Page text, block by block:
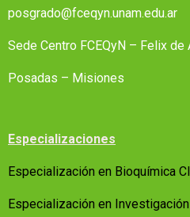
posgrado@fceqyn.unam.edu.ar
Sede Centro FCEQyN – Felix de
Posadas – Misiones
Especializaciones
Especialización en Bioquímica
Especialización en